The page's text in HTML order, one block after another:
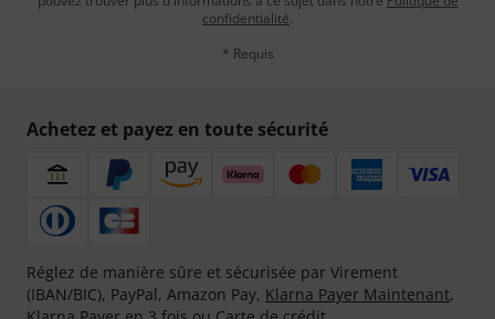
confidentialité.
* Requis
Achetez et payez en toute sécurité
Réglez de manière sûre et sécurisée par Virement
(IBAN/BIC), PayPal, Amazon Pay, Klarna Payer Maintenant,